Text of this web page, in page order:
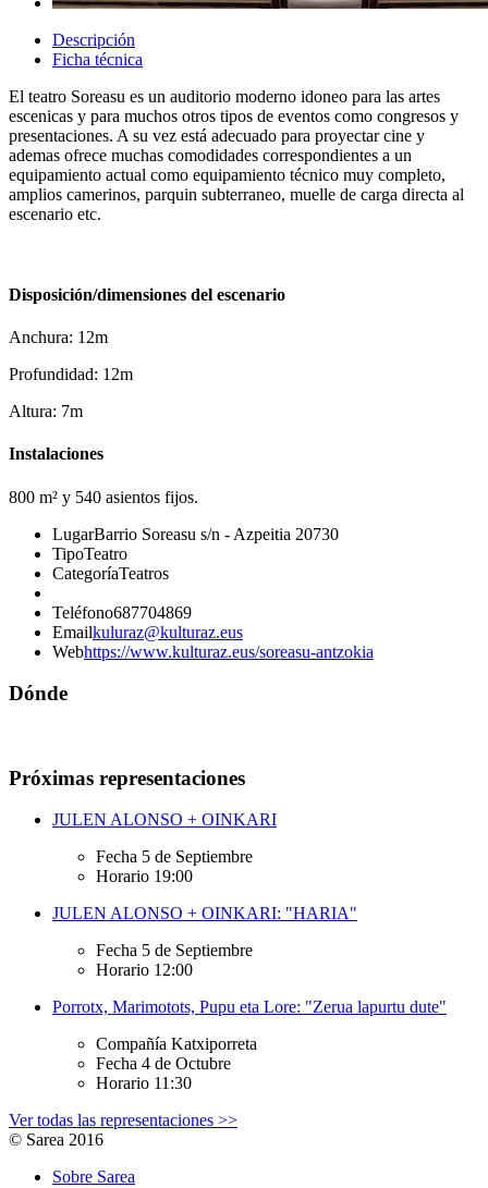
Descripción
Ficha técnica
El teatro Soreasu es un auditorio moderno idoneo para las artes
escenicas y para muchos otros tipos de eventos como congresos y
presentaciones. A su vez está adecuado para proyectar cine y
ademas ofrece muchas comodidades correspondientes a un
equipamiento actual como equipamiento técnico muy completo,
amplios camerinos, parquin subterraneo, muelle de carga directa al
escenario etc.
Disposición/dimensiones del escenario
Anchura: 12m
Profundidad: 12m
Altura: 7m
Instalaciones
800 m² y 540 asientos fijos.
LugarBarrio Soreasu s/n - Azpeitia 20730
TipoTeatro
CategoríaTeatros
Teléfono687704869
Emailkuluraz@kulturaz.eus
Webhttps://www.kulturaz.eus/soreasu-antzokia
Dónde
Próximas representaciones
JULEN ALONSO + OINKARI
Fecha 5 de Septiembre
Horario 19:00
JULEN ALONSO + OINKARI: "HARIA"
Fecha 5 de Septiembre
Horario 12:00
Porrotx, Marimotots, Pupu eta Lore: "Zerua lapurtu dute"
Compañía Katxiporreta
Fecha 4 de Octubre
Horario 11:30
Ver todas las representaciones >>
© Sarea 2016
Sobre Sarea